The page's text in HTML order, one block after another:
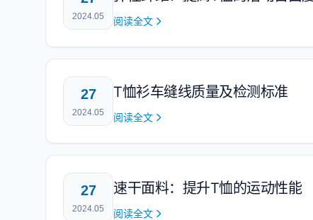
2024.05 阅读全文
27
2024.05
T恤衫车缝线质量及检测标准
阅读全文
27
2024.05
速干面料：提升T恤的运动性能
阅读全文